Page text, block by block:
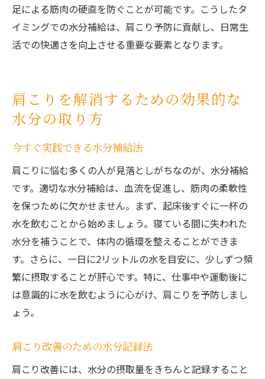
足による筋肉の硬直を防ぐことが可能です。こうしたタ
イミングでの水分補給は、肩こり予防に貢献し、日常生
活での快適さを向上させる重要な要素となります。
肩こりを解消するための効果的な
水分の取り方
今すぐ実践できる水分補給法
肩こりに悩む多くの人が見落としがちなのが、水分補給
です。適切な水分補給は、血流を促進し、筋肉の柔軟性
を保つために欠かせません。まず、起床後すぐに一杯の
水を飲むことから始めましょう。寝ている間に失われた
水分を補うことで、体内の循環を整えることができま
す。さらに、一日に2リットルの水を目安に、少しずつ頻
繁に摂取することが肝心です。特に、仕事中や運動後に
は意識的に水を飲むように心がけ、肩こりを予防しまし
ょう。
肩こり改善のための水分記録法
肩こり改善には、水分の摂取量をきちんと記録すること